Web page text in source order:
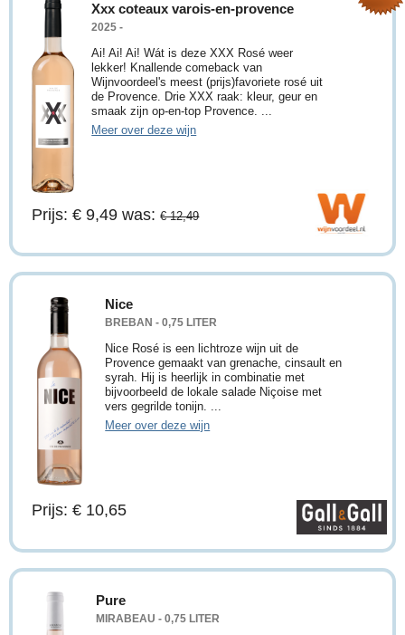
Xxx coteaux varois-en-provence
2025 -
Ai! Ai! Ai! Wát is deze XXX Rosé weer
lekker! Knallende comeback van
Wijnvoordeel's meest (prijs)favoriete rosé uit
de Provence. Drie XXX raak: kleur, geur en
smaak zijn op-en-top Provence. ...
Meer over deze wijn
Prijs: € 9,49was:€ 12,49
Nice
BREBAN - 0,75 LITER
Nice Rosé is een lichtroze wijn uit de
Provence gemaakt van grenache, cinsault en
syrah. Hij is heerlijk in combinatie met
bijvoorbeeld de lokale salade Niçoise met
vers gegrilde tonijn. ...
Meer over deze wijn
Prijs: € 10,65
Pure
MIRABEAU - 0,75 LITER